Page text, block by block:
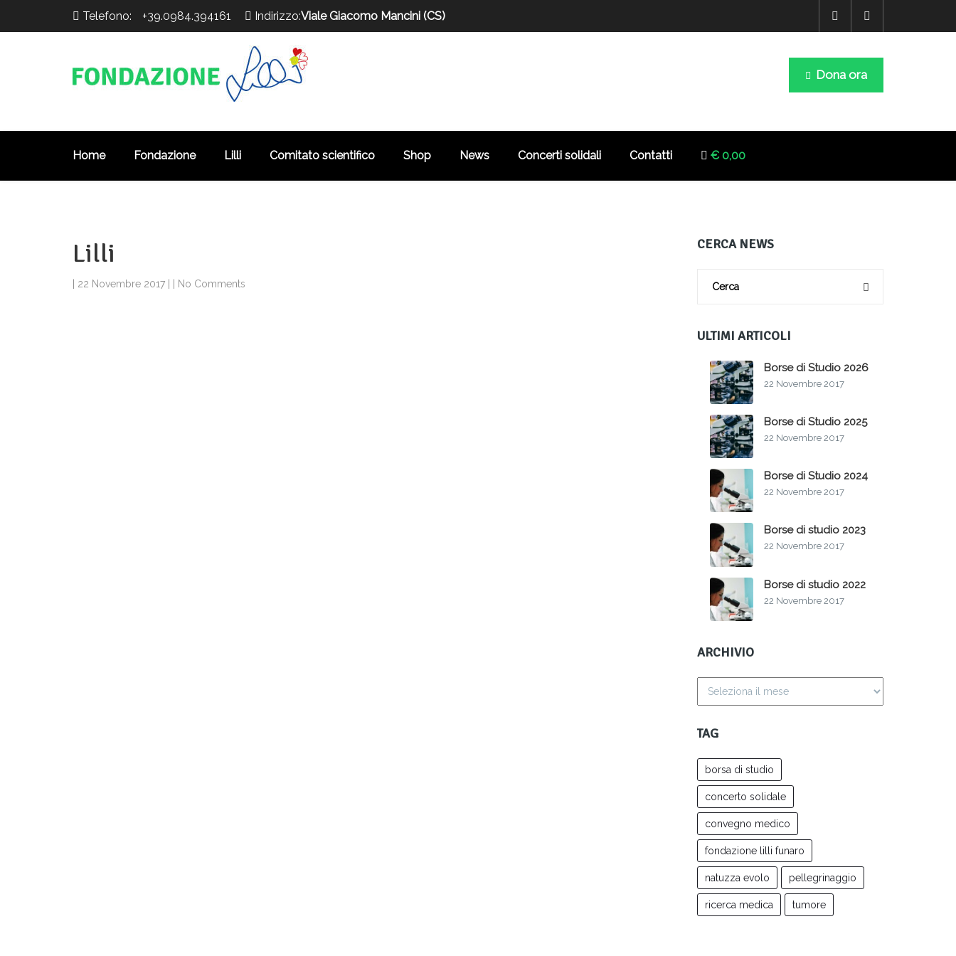
Telefono: +39.0984.394161 Indirizzo:Viale Giacomo Mancini (CS)
Dona ora
Home Fondazione Lilli Comitato scientifico Shop News Concerti solidali Contatti € 0,00
Lilli
22 Novembre 2017 No Comments
CERCA NEWS
ULTIMI ARTICOLI
Borse di Studio 2026
22 Novembre 2017
Borse di Studio 2025
22 Novembre 2017
Borse di Studio 2024
22 Novembre 2017
Borse di studio 2023
22 Novembre 2017
Borse di studio 2022
22 Novembre 2017
ARCHIVIO
TAG
borsa di studio
concerto solidale
convegno medico
fondazione lilli funaro
natuzza evolo pellegrinaggio
ricerca medica tumore